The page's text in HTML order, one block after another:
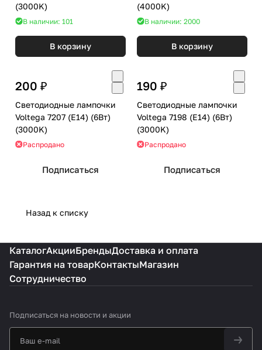
(3000K)
В наличии: 101
В корзину
(4000K)
В наличии: 2000
В корзину
200 ₽
Светодиодные лампочки
Voltega 7207 (E14) (6Вт)
(3000K)
Распродано
Подписаться
190 ₽
Светодиодные лампочки
Voltega 7198 (E14) (6Вт)
(3000K)
Распродано
Подписаться
Назад к списку
КаталогАкцииБрендыДоставка и оплата
Гарантия на товарКонтактыМагазин
Сотрудничество
Подписаться на новости и акции